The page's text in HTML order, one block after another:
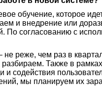
обучение, которое
и внедрение или
По согласованию с
реже, чем раз в
Также в
и содействия
мы планируем их